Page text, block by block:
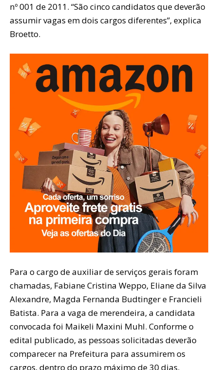
nº 001 de 2011. “São cinco candidatos que deverão
assumir vagas em dois cargos diferentes”, explica
Broetto.
Para o cargo de auxiliar de serviços gerais foram
chamadas, Fabiane Cristina Weppo, Eliane da Silva
Alexandre, Magda Fernanda Budtinger e Francieli
Batista. Para a vaga de merendeira, a candidata
convocada foi Maikeli Maxini Muhl. Conforme o
edital publicado, as pessoas solicitadas deverão
comparecer na Prefeitura para assumirem os
cargos, dentro do prazo máximo de 30 dias.